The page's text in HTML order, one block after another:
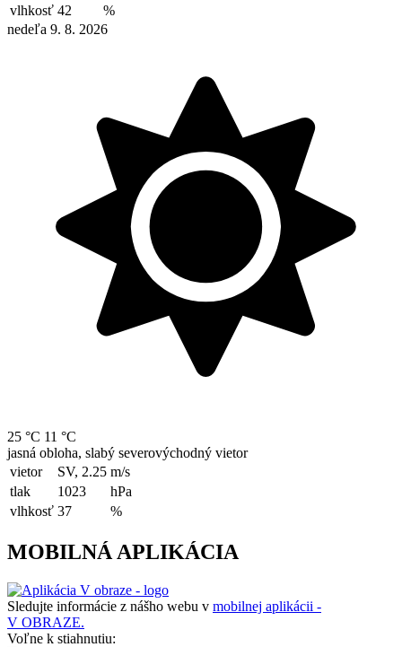
vlhkosť 42
%
nedeľa 9. 8. 2026
25 °C 11 °C
jasná obloha, slabý severovýchodný vietor
vietor
SV, 2.25 m/s
tlak
1023
hPa
vlhkosť 37 %
MOBILNÁ APLIKÁCIA
Sledujte informácie z nášho webu v mobilnej aplikácii -
V OBRAZE.
Voľne k stiahnutiu: